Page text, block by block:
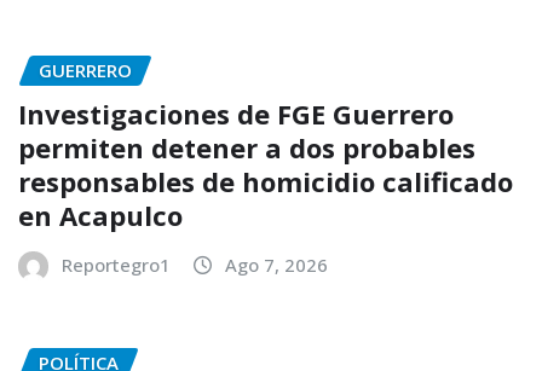
GUERRERO
Investigaciones de FGE Guerrero
permiten detener a dos probables
responsables de homicidio calificado
en Acapulco
Reportegro1 Ago 7, 2026
POLÍTICA